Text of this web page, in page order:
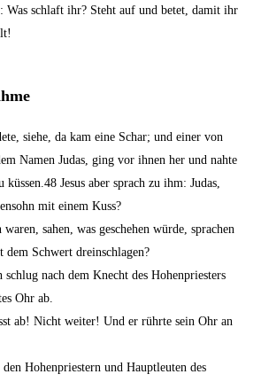
Was schlaft ihr? Steht auf und betet, damit ihr
siehe, da kam eine Schar; und einer von
Namen Judas, ging vor ihnen her und nahte
küssen.48Jesus aber sprach zu ihm: Judas,
mit einem Kuss?
sahen, was geschehen würde, sprachen
Schwert dreinschlagen?
nach dem Knecht des Hohenpriesters
Ohr ab.
ab! Nicht weiter! Und er rührte sein Ohr an
den Hohenpriestern und Hauptleuten des